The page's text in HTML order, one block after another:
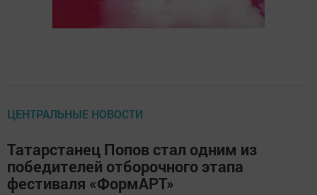
ЦЕНТРАЛЬНЫЕ НОВОСТИ
Татарстанец Попов стал одним из
победителей отборочного этапа
фестиваля «ФормАРТ»